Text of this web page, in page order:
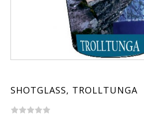
SHOTGLASS, TROLLTUNGA